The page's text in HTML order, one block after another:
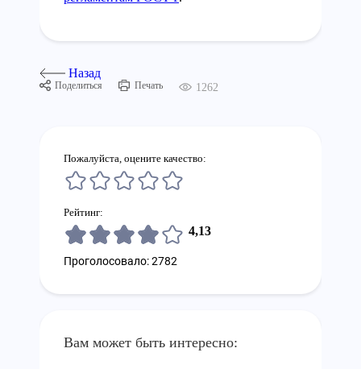
Назад
Поделиться Печать 1262
Пожалуйста, оцените качество:
Рейтинг:
4,13
Проголосовало: 2782
Вам может быть интересно: